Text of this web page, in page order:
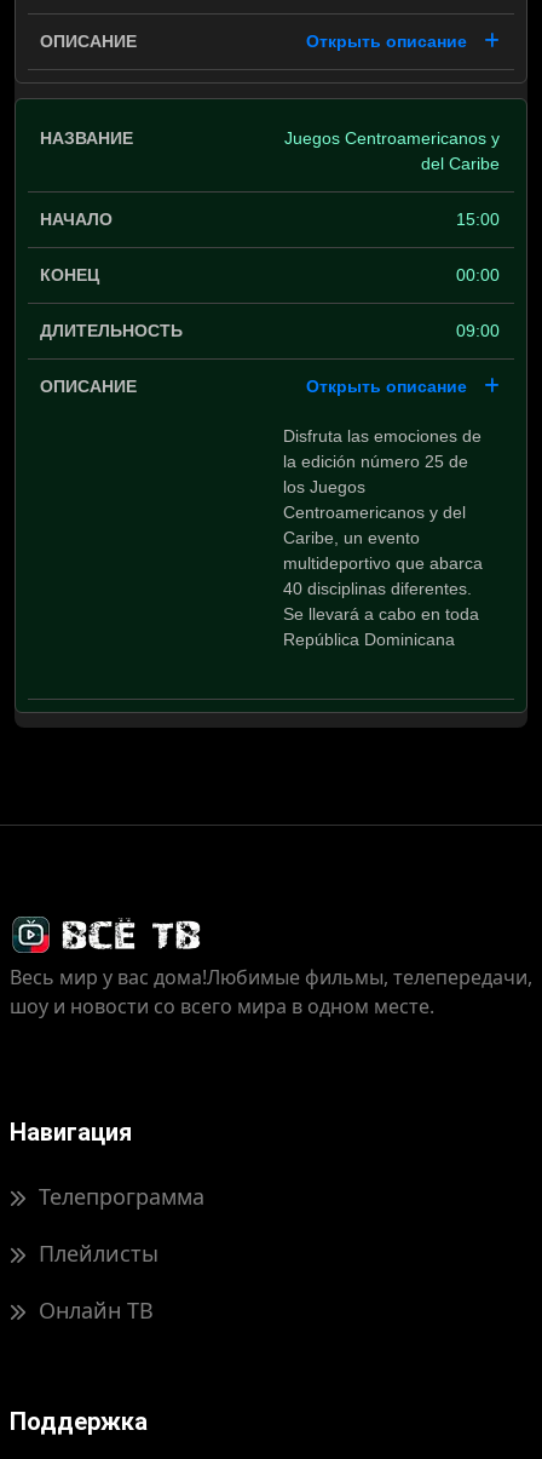
Открыть описание
Juegos Centroamericanos y
del Caribe
15:00
00:00
09:00
Открыть описание
Disfruta las emociones de
la edición número 25 de
los Juegos
Centroamericanos y del
Caribe, un evento
multideportivo que abarca
40 disciplinas diferentes.
Se llevará a cabo en toda
República Dominicana
Весь мир у вас дома!Любимые фильмы, телепередачи,
шоу и новости со всего мира в одном месте.
Навигация
Телепрограмма
Плейлисты
Онлайн ТВ
Поддержка